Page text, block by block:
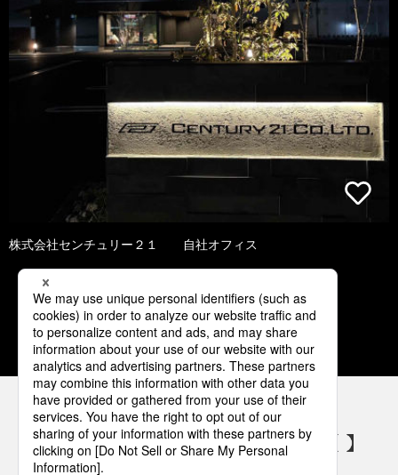
株式会社センチュリー２１ 自社オフィス
1 2 3 4 5
パナソニックの電気設備 SNSアカウント